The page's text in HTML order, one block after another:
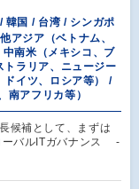
韓国 / 台湾 / シンガポ
アジア（ベトナム、
南米（メキシコ、ブ
トラリア、ニュージー
ドイツ、ロシア等） /
アフリカ等）
候補として、まずは
ーバルITガバナンス ‐